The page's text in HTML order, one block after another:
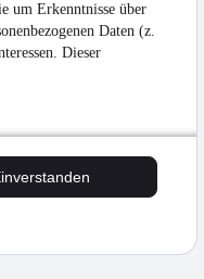
um Erkenntnisse über
Daten (z.
Dieser